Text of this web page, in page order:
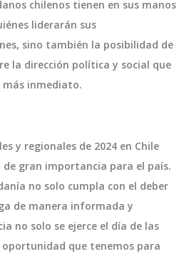
chilenos tienen en sus manos
liderarán sus
sino también la posibilidad de
la dirección política y social que
más inmediato.
y regionales de 2024 en Chile
gran importancia para el país.
no solo cumpla con el deber
de manera informada y
no solo se ejerce el día de las
oportunidad que tenemos para